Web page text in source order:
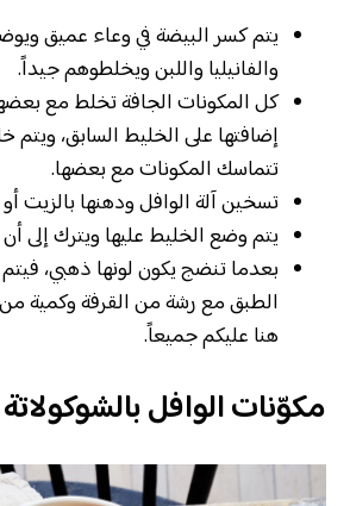
يتم كسر البيضة في وعاء عميق
والفانيليا واللبن ويخلطوهم جيداً.
كل المكونات الجافة تخلط مع
إضافتها على الخليط السابق،
تتماسك المكونات مع بعضها.
تسخين آلة الوافل ودهنها بالزيت أو
يتم وضع الخليط عليها ويترك إلى
بعدما تنضج يكون لونها ذهبي،
الطبق مع رشة من القرفة وكمية
هنا عليكم جميعاً.
مكوّنات الوافل بالشوكولاتة